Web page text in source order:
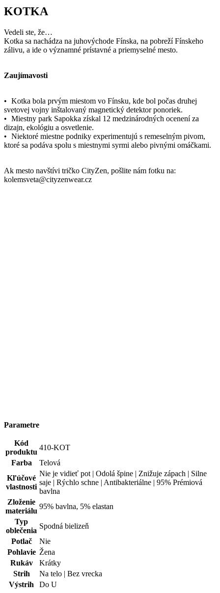
KOTKA
Vedeli ste, že…
Kotka sa nachádza na juhovýchode Fínska, na pobreží Fínskeho
zálivu, a ide o významné prístavné a priemyselné mesto.
Zaujímavosti
• Kotka bola prvým miestom vo Fínsku, kde bol počas druhej
svetovej vojny inštalovaný magnetický detektor ponoriek.
• Miestny park Sapokka získal 12 medzinárodných ocenení za
dizajn, ekológiu a osvetlenie.
• Niektoré miestne podniky experimentujú s remeselným pivom,
ktoré sa podáva spolu s miestnymi syrmi alebo pivnými omáčkami.
Ak mesto navštívi tričko CityZen, pošlite nám fotku na:
kolemsveta@cityzenwear.cz
Parametre
Kód
produktu
410-KOT
Farba
Telová
Kľúčové
vlastnosti
Nie je vidieť pot | Odolá špine | Znižuje zápach | Silne
saje | Rýchlo schne | Antibakteriálne | 95% Prémiová
bavlna
Zloženie
materiálu
95% bavlna, 5% elastan
Typ
oblečenia
Spodná bielizeň
Potlač
Nie
Pohlavie Žena
Rukáv
Krátky
Strih
Na telo | Bez vrecka
Výstrih
Do U